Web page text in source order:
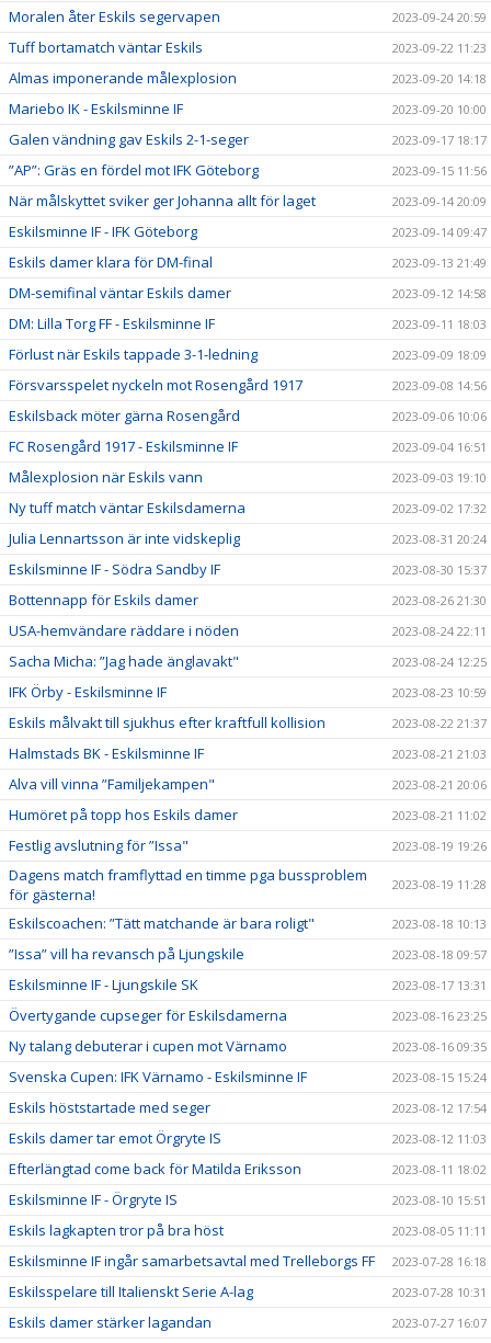
Moralen åter Eskils segervapen 2023-09-24 20:59
Tuff bortamatch väntar Eskils 2023-09-22 11:23
Almas imponerande målexplosion 2023-09-20 14:18
Mariebo IK - Eskilsminne IF 2023-09-20 10:00
Galen vändning gav Eskils 2-1-seger 2023-09-17 18:17
”AP”: Gräs en fördel mot IFK Göteborg 2023-09-15 11:56
När målskyttet sviker ger Johanna allt för laget 2023-09-14 20:09
Eskilsminne IF - IFK Göteborg 2023-09-14 09:47
Eskils damer klara för DM-final 2023-09-13 21:49
DM-semifinal väntar Eskils damer 2023-09-12 14:58
DM: Lilla Torg FF - Eskilsminne IF 2023-09-11 18:03
Förlust när Eskils tappade 3-1-ledning 2023-09-09 18:09
Försvarsspelet nyckeln mot Rosengård 1917 2023-09-08 14:56
Eskilsback möter gärna Rosengård 2023-09-06 10:06
FC Rosengård 1917 - Eskilsminne IF 2023-09-04 16:51
Målexplosion när Eskils vann 2023-09-03 19:10
Ny tuff match väntar Eskilsdamerna 2023-09-02 17:32
Julia Lennartsson är inte vidskeplig 2023-08-31 20:24
Eskilsminne IF - Södra Sandby IF 2023-08-30 15:37
Bottennapp för Eskils damer 2023-08-26 21:30
USA-hemvändare räddare i nöden 2023-08-24 22:11
Sacha Micha: ”Jag hade änglavakt" 2023-08-24 12:25
IFK Örby - Eskilsminne IF 2023-08-23 10:59
Eskils målvakt till sjukhus efter kraftfull kollision 2023-08-22 21:37
Halmstads BK - Eskilsminne IF 2023-08-21 21:03
Alva vill vinna ”Familjekampen" 2023-08-21 20:06
Humöret på topp hos Eskils damer 2023-08-21 11:02
Festlig avslutning för ”Issa" 2023-08-19 19:26
Dagens match framflyttad en timme pga bussproblem
för gästerna!
2023-08-19 11:28
Eskilscoachen: ”Tätt matchande är bara roligt" 2023-08-18 10:13
”Issa” vill ha revansch på Ljungskile 2023-08-18 09:57
Eskilsminne IF - Ljungskile SK 2023-08-17 13:31
Övertygande cupseger för Eskilsdamerna 2023-08-16 23:25
Ny talang debuterar i cupen mot Värnamo 2023-08-16 09:35
Svenska Cupen: IFK Värnamo - Eskilsminne IF 2023-08-15 15:24
Eskils höststartade med seger 2023-08-12 17:54
Eskils damer tar emot Örgryte IS 2023-08-12 11:03
Efterlängtad come back för Matilda Eriksson 2023-08-11 18:02
Eskilsminne IF - Örgryte IS 2023-08-10 15:51
Eskils lagkapten tror på bra höst 2023-08-05 11:11
Eskilsminne IF ingår samarbetsavtal med Trelleborgs FF 2023-07-28 16:18
Eskilsspelare till Italienskt Serie A-lag 2023-07-28 10:31
Eskils damer stärker lagandan 2023-07-27 16:07